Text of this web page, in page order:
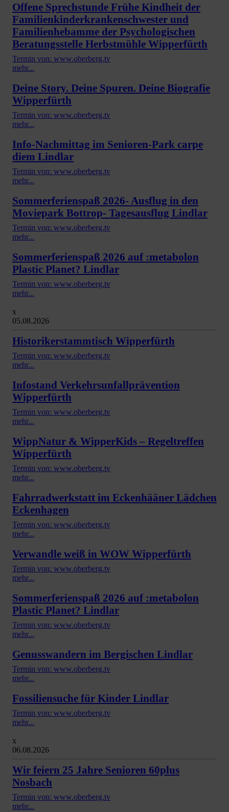
Offene Sprechstunde Frühe Kindheit der
Familienkinderkrankenschwester und
Familienhebamme der Psychologischen
Beratungsstelle Herbstmühle Wipperfürth
Termin von: www.oberberg.tv
mehr...
Deine Story. Deine Spuren. Deine Biografie
Wipperfürth
Termin von: www.oberberg.tv
mehr...
Info-Nachmittag im Senioren-Park carpe
diem Lindlar
Termin von: www.oberberg.tv
mehr...
Sommerferienspaß 2026- Ausflug in den
Moviepark Bottrop- Tagesausflug Lindlar
Termin von: www.oberberg.tv
mehr...
Sommerferienspaß 2026 auf :metabolon
Plastic Planet? Lindlar
Termin von: www.oberberg.tv
mehr...
x
05.08.2026
Historikerstammtisch Wipperfürth
Termin von: www.oberberg.tv
mehr...
Infostand Verkehrsunfallprävention
Wipperfürth
Termin von: www.oberberg.tv
mehr...
WippNatur & WipperKids – Regeltreffen
Wipperfürth
Termin von: www.oberberg.tv
mehr...
Fahrradwerkstatt im Eckenhääner Lädchen
Eckenhagen
Termin von: www.oberberg.tv
mehr...
Verwandle weiß in WOW Wipperfürth
Termin von: www.oberberg.tv
mehr...
Sommerferienspaß 2026 auf :metabolon
Plastic Planet? Lindlar
Termin von: www.oberberg.tv
mehr...
Genusswandern im Bergischen Lindlar
Termin von: www.oberberg.tv
mehr...
Fossiliensuche für Kinder Lindlar
Termin von: www.oberberg.tv
mehr...
x
06.08.2026
Wir feiern 25 Jahre Senioren 60plus
Nosbach
Termin von: www.oberberg.tv
mehr...